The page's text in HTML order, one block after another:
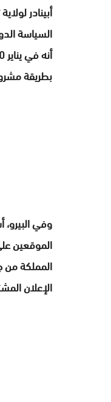
أبينادر
السياسة
بطريقة
وفي
الموقعين
المملكة من
الإعلان